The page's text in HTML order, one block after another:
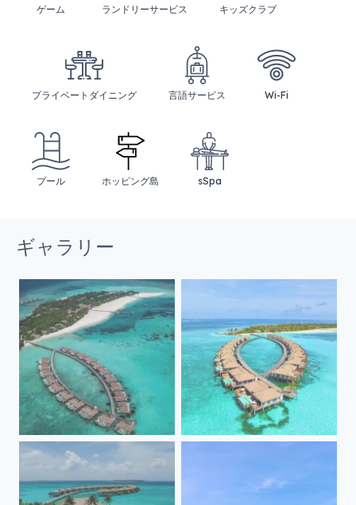
ゲーム ランドリーサービス キッズクラブ
プライベートダイニング 言語サービス Wi-Fi
プール ホッピング島 sSpa
ギャラリー